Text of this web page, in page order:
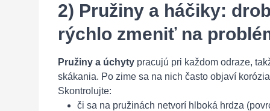
2) Pružiny a háčiky:
rýchlo zmeniť na
Pružiny a úchyty pracujú pri každom odraze,
skákania. Po zime sa na nich často objaví
Skontrolujte:
či sa na pružinách netvorí hlboká hrdza